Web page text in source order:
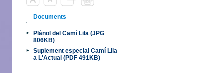
Documents
Plànol del Camí Lila (JPG
806KB)
Suplement especial Camí Lila
a L'Actual (PDF 491KB)